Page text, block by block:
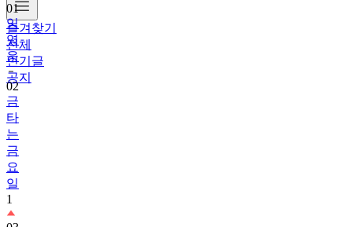
즐겨찾기
전체
인기글
공지
01
임
영
웅
02
금
타
는
금
요
일
1